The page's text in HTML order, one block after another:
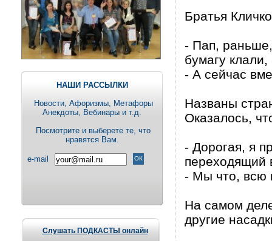
НАШИ РАССЫЛКИ
Новости, Aфоризмы, Метафоры
Анекдоты, Вебинары и т.д.
Посмотрите и выберете те, что
нравятся Вам.
e-mail
Слушать ПОДКАСТЫ онлайн
Братья
- Пап, раньше,
бумагу
- А сейчас
Названы
Оказалось,
- Дорогая, я
переходящий
- Мы что, всю
На самом
другие